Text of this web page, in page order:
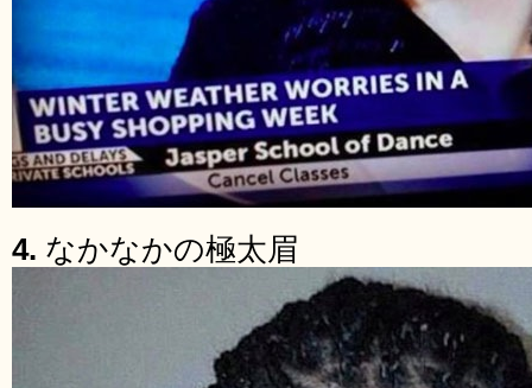
4. なかなかの極太眉